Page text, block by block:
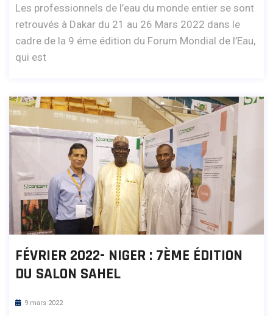
Les professionnels de l’eau du monde entier se sont
retrouvés à Dakar du 21 au 26 Mars 2022 dans le
cadre de la 9 éme édition du Forum Mondial de l’Eau,
qui est
FÉVRIER 2022- NIGER : 7ÈME ÉDITION
DU SALON SAHEL
9 mars 2022